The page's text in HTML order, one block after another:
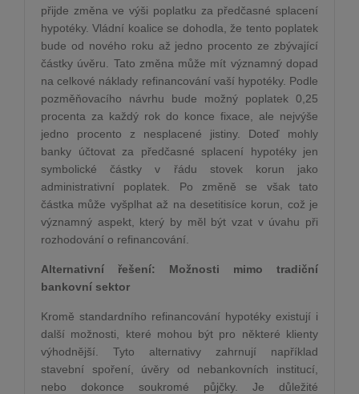
přijde změna ve výši poplatku za předčasné splacení
hypotéky. Vládní koalice se dohodla, že tento poplatek
bude od nového roku až jedno procento ze zbývající
částky úvěru. Tato změna může mít významný dopad
na celkové náklady refinancování vaší hypotéky. Podle
pozměňovacího návrhu bude možný poplatek 0,25
procenta za každý rok do konce fixace, ale nejvýše
jedno procento z nesplacené jistiny. Doteď mohly
banky účtovat za předčasné splacení hypotéky jen
symbolické částky v řádu stovek korun jako
administrativní poplatek. Po změně se však tato
částka může vyšplhat až na desetitisíce korun, což je
významný aspekt, který by měl být vzat v úvahu při
rozhodování o refinancování.
Alternativní řešení: Možnosti mimo tradiční
bankovní sektor
Kromě standardního refinancování hypotéky existují i
další možnosti, které mohou být pro některé klienty
výhodnější. Tyto alternativy zahrnují například
stavební spoření, úvěry od nebankovních institucí,
nebo dokonce soukromé půjčky. Je důležité